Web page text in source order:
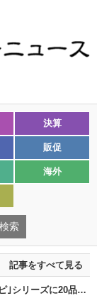
決算
販促
海外
記事をすべて見る
イトーヨーカ堂news｜｢フローズンシェフズレシピ｣シリーズに20品目登場